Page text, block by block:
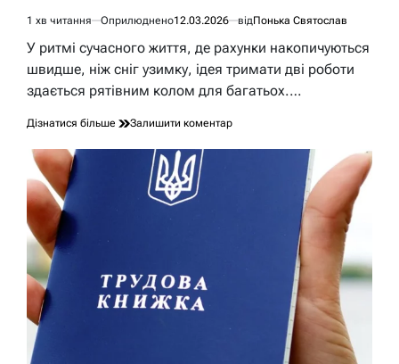
Орієнтовний
час
читання
1 хв читання Оприлюднено12.03.2026 відПонька Святослав
У ритмі сучасного життя, де рахунки накопичуються
швидше, ніж сніг узимку, ідея тримати дві роботи
здається рятівним колом для багатьох.…
Дізнатися більше Залишити коментардо